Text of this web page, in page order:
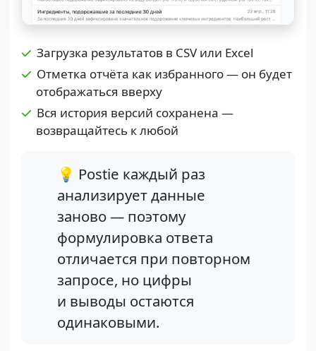
Загрузка результатов в CSV или Excel
Отметка отчёта как избранного — он будет
отображаться вверху
Вся история версий сохранена —
возвращайтесь к любой
💡 Postie каждый раз
анализирует данные
заново — поэтому
формулировка ответа
отличается при повторном
запросе, но цифры
и выводы остаются
одинаковыми.